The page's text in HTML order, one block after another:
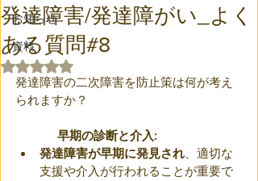
お知らせ
資料
発達障害/発達障がい_よく
ある質問#8
5つ星のうちNaNと評価されています。
発達障害の二次障害を防止策は何が考え
られますか？
早期の診断と介入:
発達障害が早期に発見され、適切な
支援や介入が行われることが重要で